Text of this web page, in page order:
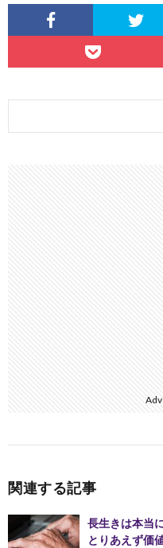
関連する記事
長生きは本当
とりあえず価